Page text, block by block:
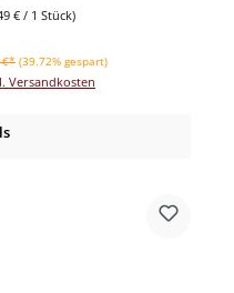
€ / 1 Stück)
Preis:
€* (39.72% gespart)
Versandkosten